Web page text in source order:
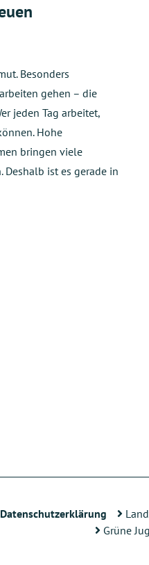
Besonders
gehen – die
jeden Tag arbeitet,
Hohe
bringen viele
Deshalb ist es gerade in
Datenschutzerklärung
Grüne